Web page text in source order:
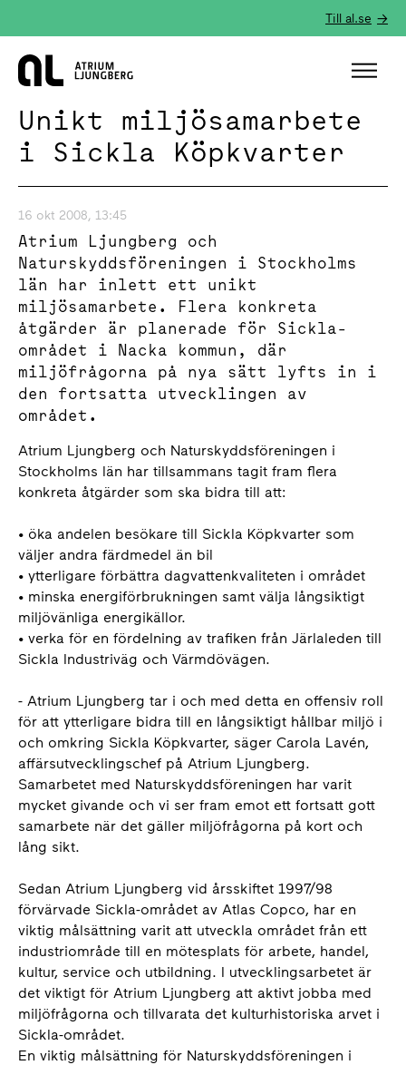
Till al.se
Hem
Unikt miljösamarbete
i Sickla Köpkvarter
16 okt 2008, 13:45
Atrium Ljungberg och
Naturskyddsföreningen i Stockholms
län har inlett ett unikt
miljösamarbete. Flera konkreta
åtgärder är planerade för Sickla-
området i Nacka kommun, där
miljöfrågorna på nya sätt lyfts in i
den fortsatta utvecklingen av
området.
Atrium Ljungberg och Naturskyddsföreningen i
Stockholms län har tillsammans tagit fram flera
konkreta åtgärder som ska bidra till att:
• öka andelen besökare till Sickla Köpkvarter som
väljer andra färdmedel än bil
• ytterligare förbättra dagvattenkvaliteten i området
• minska energiförbrukningen samt välja långsiktigt
miljövänliga energikällor.
• verka för en fördelning av trafiken från Järlaleden till
Sickla Industriväg och Värmdövägen.
- Atrium Ljungberg tar i och med detta en offensiv roll
för att ytterligare bidra till en långsiktigt hållbar miljö i
och omkring Sickla Köpkvarter, säger Carola Lavén,
affärsutvecklingschef på Atrium Ljungberg.
Samarbetet med Naturskyddsföreningen har varit
mycket givande och vi ser fram emot ett fortsatt gott
samarbete när det gäller miljöfrågorna på kort och
lång sikt.
Sedan Atrium Ljungberg vid årsskiftet 1997/98
förvärvade Sickla-området av Atlas Copco, har en
viktig målsättning varit att utveckla området från ett
industriområde till en mötesplats för arbete, handel,
kultur, service och utbildning. I utvecklingsarbetet är
det viktigt för Atrium Ljungberg att aktivt jobba med
miljöfrågorna och tillvarata det kulturhistoriska arvet i
Sickla-området.
En viktig målsättning för Naturskyddsföreningen i